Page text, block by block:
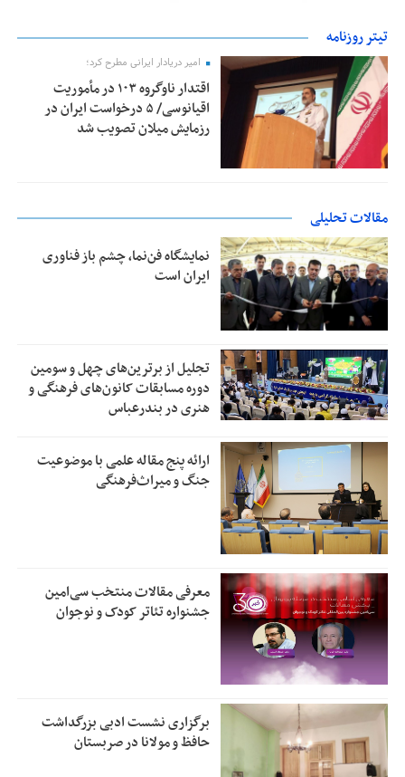
تیتر روزنامه
امیر دریادار ایرانی مطرح کرد؛
اقتدار ناوگروه ۱۰۳ در مأموریت‌
اقیانوسی/ ۵ درخواست ایران در
رزمایش میلان تصویب شد
مقالات تحلیلی
نمایشگاه فن‌نما، چشم باز فناوری
ایران است
تجلیل از بر‌ترین‌های چهل و سومین
دوره مسابقات کانون‌های فرهنگی و
هنری در بندرعباس
ارائه پنج مقاله علمی با موضوعیت
جنگ و میراث‌فرهنگی
معرفی مقالات منتخب سی‌امین
جشنواره تئاتر کودک و نوجوان
برگزاری نشست ادبی بزرگداشت
حافظ و مولانا در صربستان